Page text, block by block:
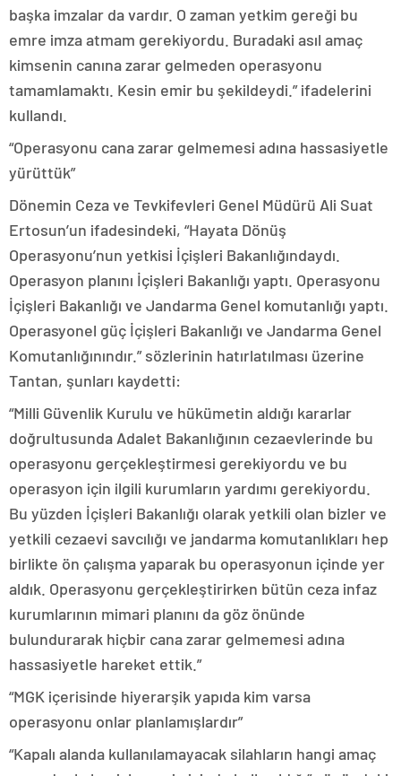
başka imzalar da vardır. O zaman yetkim gereği bu
emre imza atmam gerekiyordu. Buradaki asıl amaç
kimsenin canına zarar gelmeden operasyonu
tamamlamaktı. Kesin emir bu şekildeydi.” ifadelerini
kullandı.
“Operasyonu cana zarar gelmemesi adına hassasiyetle
yürüttük”
Dönemin Ceza ve Tevkifevleri Genel Müdürü Ali Suat
Ertosun’un ifadesindeki, “Hayata Dönüş
Operasyonu’nun yetkisi İçişleri Bakanlığındaydı.
Operasyon planını İçişleri Bakanlığı yaptı. Operasyonu
İçişleri Bakanlığı ve Jandarma Genel komutanlığı yaptı.
Operasyonel güç İçişleri Bakanlığı ve Jandarma Genel
Komutanlığınındır.” sözlerinin hatırlatılması üzerine
Tantan, şunları kaydetti:
“Milli Güvenlik Kurulu ve hükümetin aldığı kararlar
doğrultusunda Adalet Bakanlığının cezaevlerinde bu
operasyonu gerçekleştirmesi gerekiyordu ve bu
operasyon için ilgili kurumların yardımı gerekiyordu.
Bu yüzden İçişleri Bakanlığı olarak yetkili olan bizler ve
yetkili cezaevi savcılığı ve jandarma komutanlıkları hep
birlikte ön çalışma yaparak bu operasyonun içinde yer
aldık. Operasyonu gerçekleştirirken bütün ceza infaz
kurumlarının mimari planını da göz önünde
bulundurarak hiçbir cana zarar gelmemesi adına
hassasiyetle hareket ettik.”
“MGK içerisinde hiyerarşik yapıda kim varsa
operasyonu onlar planlamışlardır”
“Kapalı alanda kullanılamayacak silahların hangi amaç